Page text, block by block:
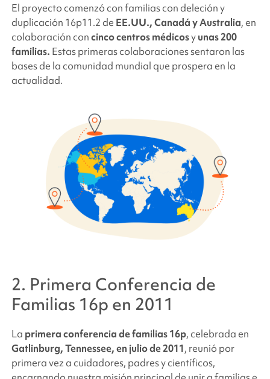
El proyecto comenzó con familias con deleción y
duplicación 16p11.2 de EE.UU., Canadá y Australia, en
colaboración concinco centros médicosyunas 200
familias. Estas primeras colaboraciones sentaron las
bases de la comunidad mundial que prospera en la
actualidad.
2. Primera Conferencia de
Familias 16p en 2011
La primera conferencia de familias 16p, celebrada en
Gatlinburg, Tennessee, en julio de 2011, reunió por
primera vez a cuidadores, padres y científicos,